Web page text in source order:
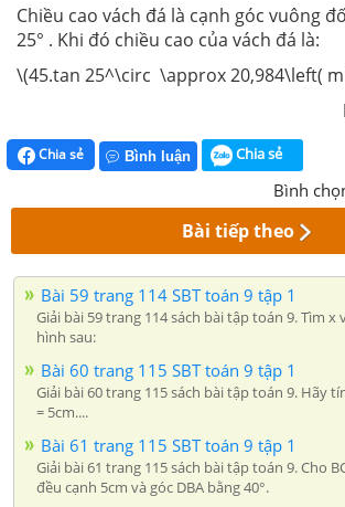
Chiều cao vách đá là cạnh góc vuông
25° . Khi đó chiều cao của vách đá là:
\(45.tan 25^\circ \approx 20,984\left(
Chia sẻ Bình luận Chia sẻ
Bình
Bài tiếp theo
Bài 59 trang 114 SBT toán 9 tập 1
Giải bài 59 trang 114 sách bài tập toán 9. Tìm x
hình sau:
Bài 60 trang 115 SBT toán 9 tập 1
Giải bài 60 trang 115 sách bài tập toán 9. Hãy
= 5cm....
Bài 61 trang 115 SBT toán 9 tập 1
Giải bài 61 trang 115 sách bài tập toán 9. Cho
đều cạnh 5cm và góc DBA bằng 40°.